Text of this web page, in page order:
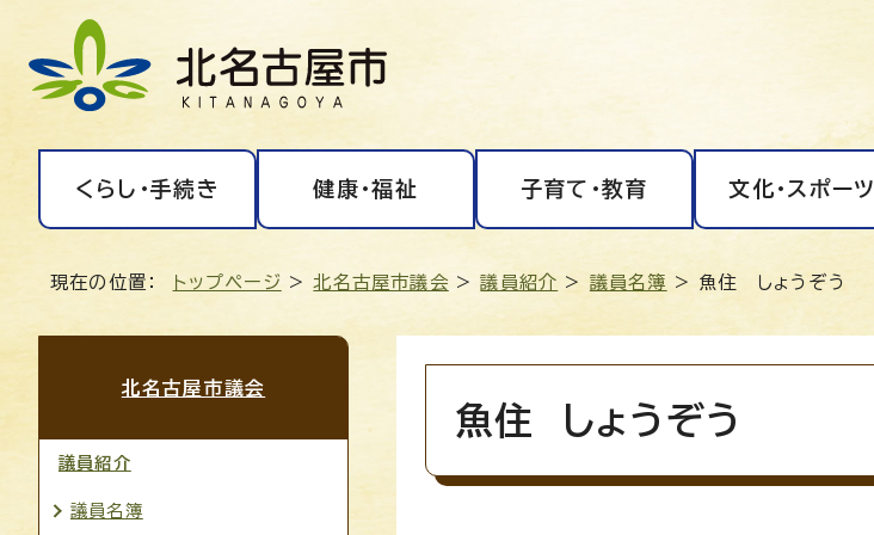
くらし・手続き 健康・福祉 子育て・教育 文化・スポーツ
現在の位置： トップページ > 北名古屋市議会 >議員紹介 > 議員名簿 > 魚住 しょうぞう
魚住 しょうぞう
北名古屋市議会
議員紹介
議員名簿